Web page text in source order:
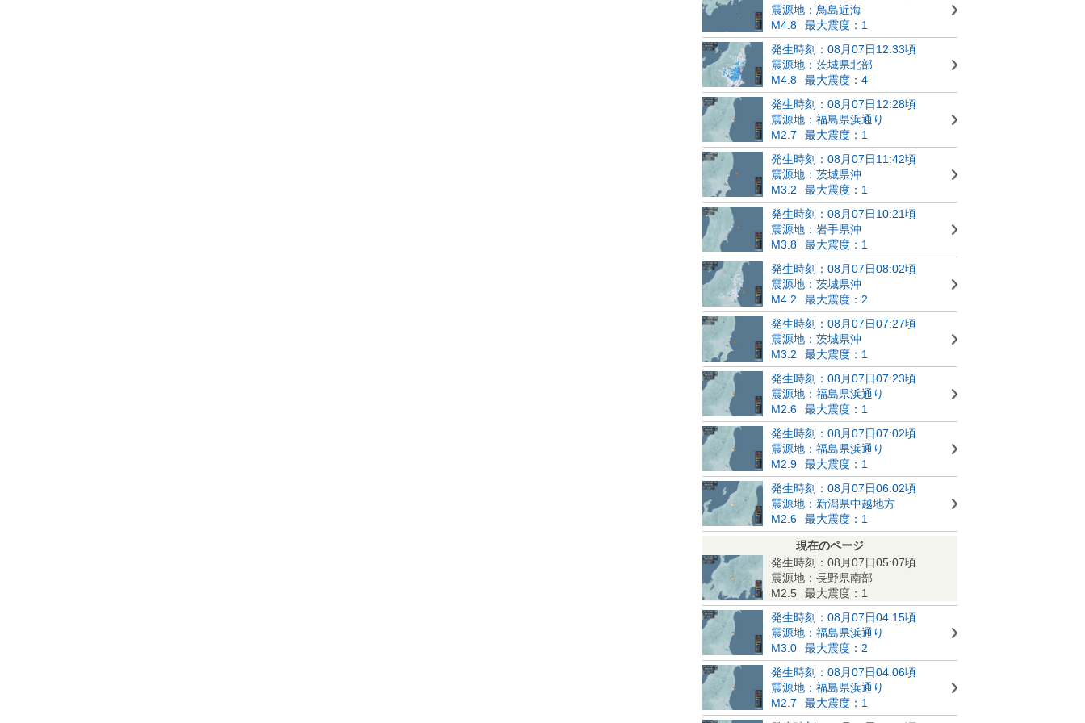
震源地：鳥島近海
M4.8
最大震度：1
発生時刻：08月07日12:33頃
震源地：茨城県北部
M4.8
最大震度：4
発生時刻：08月07日12:28頃
震源地：福島県浜通り
M2.7
最大震度：1
発生時刻：08月07日11:42頃
震源地：茨城県沖
M3.2
最大震度：1
発生時刻：08月07日10:21頃
震源地：岩手県沖
M3.8
最大震度：1
発生時刻：08月07日08:02頃
震源地：茨城県沖
M4.2
最大震度：2
発生時刻：08月07日07:27頃
震源地：茨城県沖
M3.2
最大震度：1
発生時刻：08月07日07:23頃
震源地：福島県浜通り
M2.6
最大震度：1
発生時刻：08月07日07:02頃
震源地：福島県浜通り
M2.9
最大震度：1
発生時刻：08月07日06:02頃
震源地：新潟県中越地方
M2.6
最大震度：1
現在のページ
発生時刻：08月07日05:07頃
震源地：長野県南部
M2.5
最大震度：1
発生時刻：08月07日04:15頃
震源地：福島県浜通り
M3.0
最大震度：2
発生時刻：08月07日04:06頃
震源地：福島県浜通り
M2.7
最大震度：1